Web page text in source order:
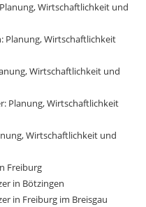
Wirtschaftlichkeit und
Planung, Wirtschaftlichkeit
Wirtschaftlichkeit und
Planung, Wirtschaftlichkeit
Wirtschaftlichkeit und
Freiburg
in Bötzingen
in Freiburg im Breisgau